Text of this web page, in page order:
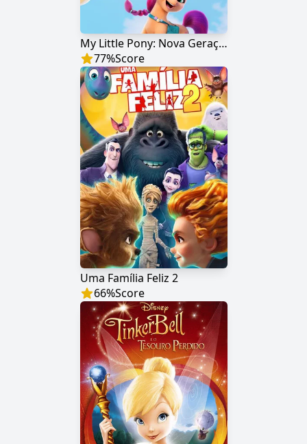
My Little Pony: Nova Geração
77%Score
Uma Família Feliz 2
66%Score